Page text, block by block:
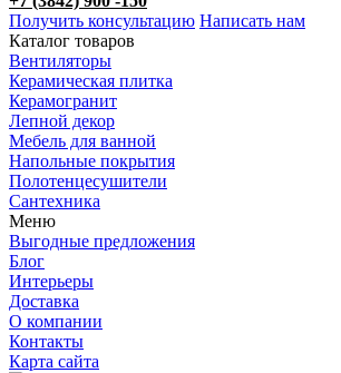
Получить консультацию Написать нам
Каталог товаров
Вентиляторы
Керамическая плитка
Керамогранит
Лепной декор
Мебель для ванной
Напольные покрытия
Полотенцесушители
Сантехника
Меню
Выгодные предложения
Блог
Интерьеры
Доставка
О компании
Контакты
Карта сайта